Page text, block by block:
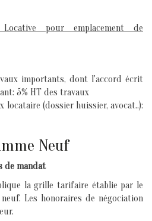
pour emplacement de
importants, dont l'accord écrit
5% HT des travaux
locataire (dossier huissier, avocat..):
Neuf
de mandat
la grille tarifaire établie par le
Les honoraires de négociation